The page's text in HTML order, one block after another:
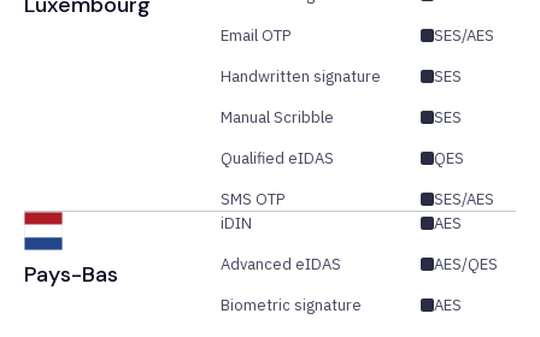
Email OTP
SES/AES
Handwritten signature
SES
Manual Scribble
SES
Qualified eIDAS
QES
SMS OTP
SES/AES
Pays-Bas
iDIN
AES
Advanced eIDAS
AES/QES
Biometric signature
AES